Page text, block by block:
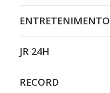
ENTRETENIMENTO
JR 24H
RECORD